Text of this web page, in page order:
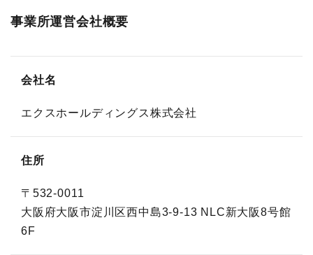
事業所運営会社概要
会社名
エクスホールディングス株式会社
住所
〒532-0011
大阪府大阪市淀川区西中島3-9-13 NLC新大阪8号館
6F